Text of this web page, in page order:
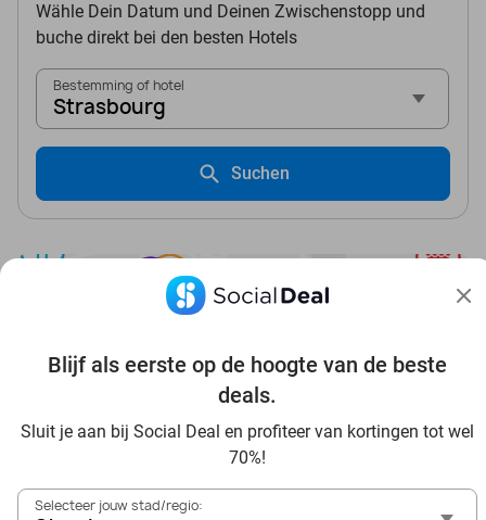
Blijf als eerste op de hoogte van de beste
deals.
Sluit je aan bij Social Deal en profiteer van kortingen tot wel
70%!
Selecteer jouw stad/regio:
Wähle Dein Datum und Deinen Zwischenstopp und
buche direkt bei den besten Hotels
Bestemming of hotel
Strasbourg
Suchen
Entdecke alle Top-Deals in Deiner Region